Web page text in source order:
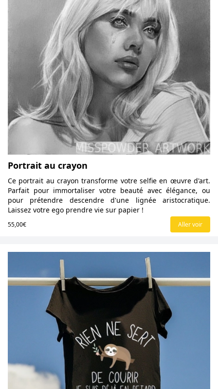
Portrait au crayon
Ce portrait au crayon transforme votre selfie en œuvre d'art.
Parfait pour immortaliser votre beauté avec élégance, ou
pour prétendre descendre d'une lignée aristocratique.
Laissez votre ego prendre vie sur papier !
55,00€ Aller voir